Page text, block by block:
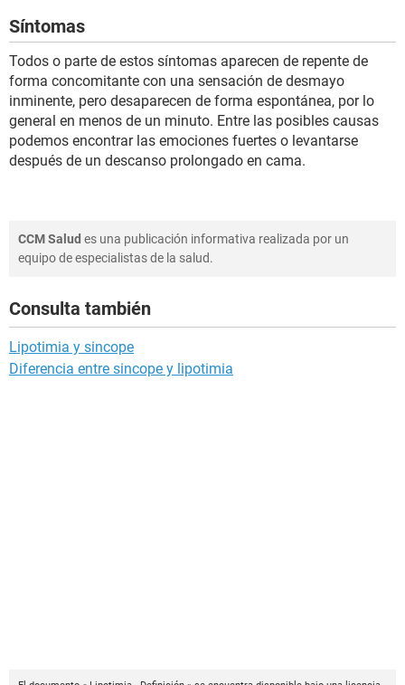
Síntomas
Todos o parte de estos síntomas aparecen de repente de
forma concomitante con una sensación de desmayo
inminente, pero desaparecen de forma espontánea, por lo
general en menos de un minuto. Entre las posibles causas
podemos encontrar las emociones fuertes o levantarse
después de un descanso prolongado en cama.
CCM Salud es una publicación informativa realizada por un
equipo de especialistas de la salud.
Consulta también
Lipotimia y sincope
Diferencia entre sincope y lipotimia